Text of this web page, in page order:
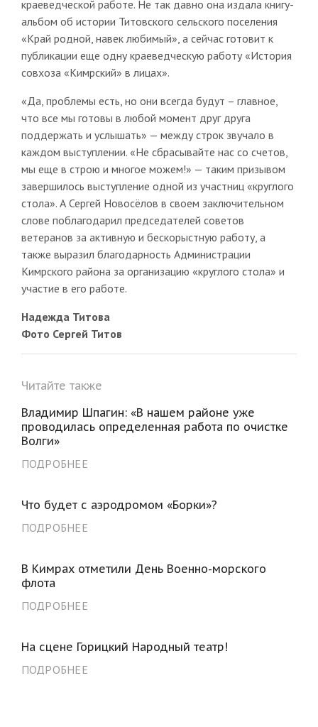
краеведческой работе. Не так давно она издала книгу-
альбом об истории Титовского сельского поселения
«Край родной, навек любимый», а сейчас готовит к
публикации еще одну краеведческую работу «История
совхоза «Кимрский» в лицах».
«Да, проблемы есть, но они всегда будут – главное,
что все мы готовы в любой момент друг друга
поддержать и услышать» — между строк звучало в
каждом выступлении. «Не сбрасывайте нас со счетов,
мы еще в строю и многое можем!» — таким призывом
завершилось выступление одной из участниц «круглого
стола». А Сергей Новосёлов в своем заключительном
слове поблагодарил председателей советов
ветеранов за активную и бескорыстную работу, а
также выразил благодарность Администрации
Кимрского района за организацию «круглого стола» и
участие в его работе.
Надежда Титова
Фото Сергей Титов
Читайте также
Владимир Шпагин: «В нашем районе уже
проводилась определенная работа по очистке
Волги»
ПОДРОБНЕЕ
Что будет с аэродромом «Борки»?
ПОДРОБНЕЕ
В Кимрах отметили День Военно-морского
флота
ПОДРОБНЕЕ
На сцене Горицкий Народный театр!
ПОДРОБНЕЕ